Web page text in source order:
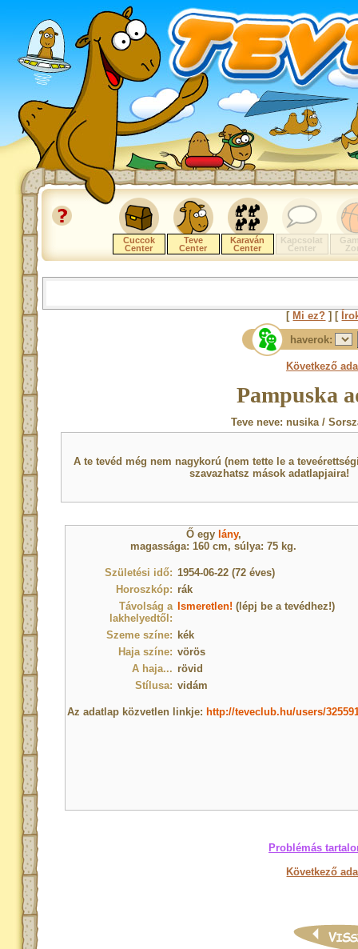
Cuccok
Center
Teve
Center
Karaván
Center
Kapcsolat
Center
[ Mi ez? ] [
haverok:
Következő
Pampuska
Teve neve: nusika /
A te tevéd még nem nagykorú (nem tette le a
szavazhatsz mások adatlapjaira!
Ő egy lány,
magassága: 160 cm, súlya: 75 kg.
Születési idő: 1954-06-22 (72 éves)
Horoszkóp: rák
Távolság a
lakhelyedtől:
Ismeretlen! (lépj be a tevédhez!)
Szeme színe: kék
Haja színe: vörös
A haja... rövid
Stílusa: vidám
Az adatlap közvetlen linkje: http://teveclub.hu/users/
Problémás
Következő